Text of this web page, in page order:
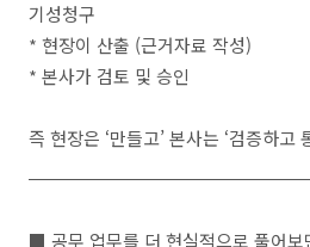
기성청구
* 현장이 산출 (근거자료 작성)
* 본사가 검토 및 승인
즉 현장은 ‘만들고’ 본사는 ‘검증하고
■ 공무 업무를 더 현실적으로 풀어보